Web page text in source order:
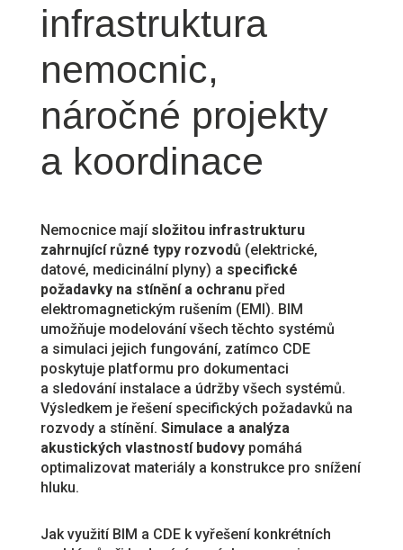
infrastruktura
nemocnic,
náročné projekty
a koordinace
Nemocnice mají složitou infrastrukturu
zahrnující různé typy rozvodů(elektrické,
datové, medicinální plyny) a specifické
požadavky na stínění a ochranupřed
elektromagnetickým rušením (EMI). BIM
umožňuje modelování všech těchto systémů
a simulaci jejich fungování, zatímco CDE
poskytuje platformu pro dokumentaci
a sledování instalace a údržby všech systémů.
Výsledkem je řešení specifických požadavků na
rozvody a stínění. Simulace a analýza
akustických vlastností budovypomáhá
optimalizovat materiály a konstrukce pro snížení
hluku.
Jak využití BIM a CDE k vyřešení konkrétních